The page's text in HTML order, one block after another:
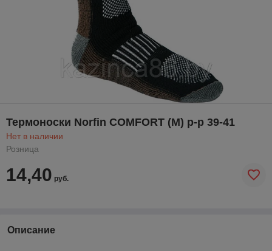
Термоноски Norfin COMFORT (M) р-р 39-41
Нет в наличии
Розница
14,40 руб.
Описание